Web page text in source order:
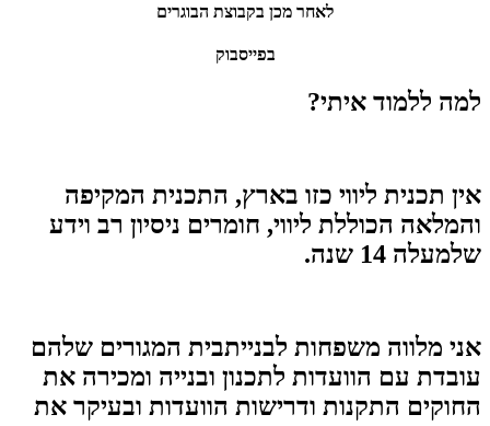
לאחר מכן בקבוצת הבוגרים
בפייסבוק
למה ללמוד איתי?
אין תכנית ליווי כזו בארץ, התכנית המקיפה
והמלאה הכוללת ליווי, חומרים ניסיון רב וידע
שלמעלה 14 שנה.
אני מלווה משפחות לבנייתבית המגורים שלהם
עובדת עם הוועדות לתכנון ובנייה ומכירה את
החוקים התקנות ודרישות הוועדות ובעיקר את